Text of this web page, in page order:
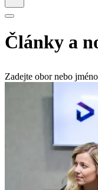
Články a
Zadejte obor nebo